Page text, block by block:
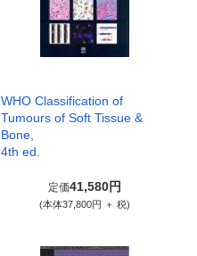
WHO Classification of
Tumours of Soft Tissue &
Bone,
4th ed.
定価41,580円
(本体37,800円 ＋ 税)